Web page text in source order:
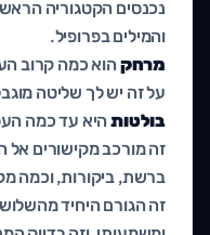
נכנסים הקטגוריה
והמילים בפרופיל.
מרחק הוא כמה קרוב
על זה יש לך שליטה
בולטותהיא עד כמה
זה מורכב מקישורים אל
ברשת, ביקורות, וכמה
זה הגורם היחיד